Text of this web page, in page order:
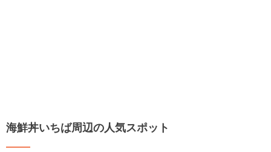
海鮮丼いちば周辺の人気スポット